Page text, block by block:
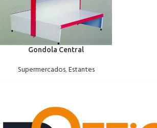
Gondola Central
Supermercados,Estantes